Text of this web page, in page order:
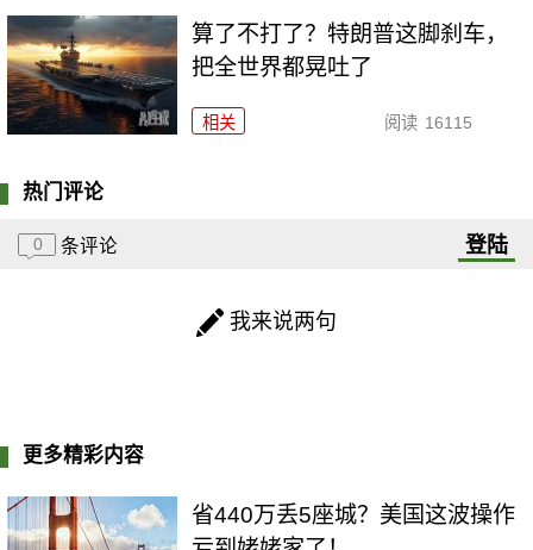
算了不打了？特朗普这脚刹车，
把全世界都晃吐了
相关 阅读 16115
热门评论
0 条评论 登陆
我来说两句
更多精彩内容
省440万丢5座城？美国这波操作